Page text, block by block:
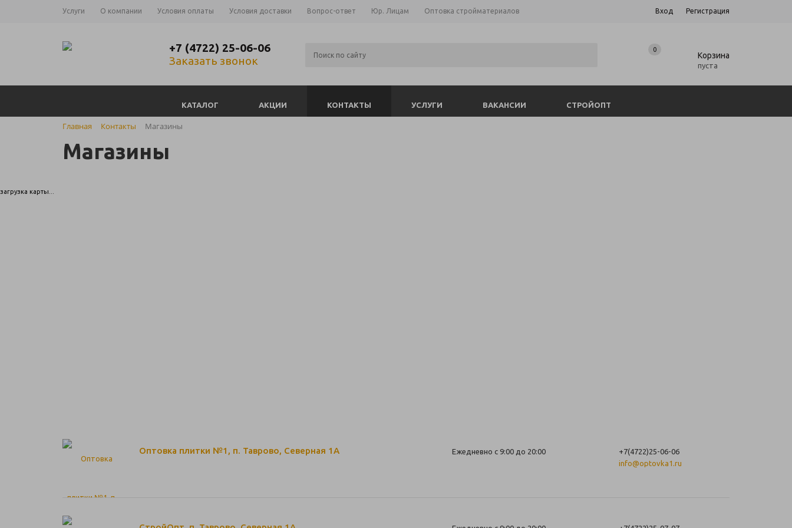
Услуги О компании Условия оплаты Условия доставки Вопрос-ответ Юр. Лицам Оптовка стройматериалов Вход Регистрация
+7 (4722) 25-06-06
Заказать звонок
0
Корзина
пуста
КАТАЛОГ АКЦИИ КОНТАКТЫ УСЛУГИ ВАКАНСИИ СТРОЙОПТ
Главная Контакты Магазины
Магазины
загрузка карты...
Оптовка плитки №1, п. Таврово, Северная 1А Ежедневно с 9:00 до 20:00
+7(4722)25-06-06
info@optovka1.ru